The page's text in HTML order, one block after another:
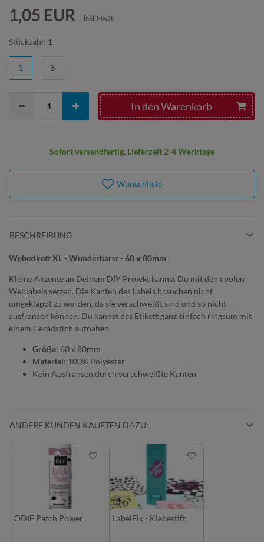
1,05 EUR inkl. MwSt.
Stückzahl: 1
1 3
In den Warenkorb
Sofort versandfertig, Lieferzeit 2-4 Werktage
Wunschliste
BESCHREIBUNG
Webetikett XL - Wunderbarst - 60 x 80mm
Kleine Akzente an Deinem DIY Projekt kannst Du mit den coolen
Weblabels setzen. Die Kanten des Labels brauchen nicht
umgeklappt zu werden, da sie verschweißt sind und so nicht
ausfransen können. Du kannst das Etikett ganz einfach ringsum mit
einem Geradstich aufnähen
Größe: 60 x 80mm
Material: 100% Polyester
Kein Ausfransen durch verschweißte Kanten
ANDERE KUNDEN KAUFTEN DAZU:
ODIF Patch Power LabelFix - Klebestift